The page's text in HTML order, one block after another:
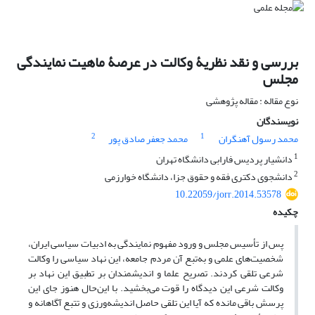
بررسی و نقد نظریۀ وکالت در عرصۀ ماهیت نمایندگی
مجلس
نوع مقاله : مقاله پژوهشی
نویسندگان
محمد رسول آهنگران
1 محمد جعفر صادق پور
2
1 دانشیار پردیس فارابی دانشگاه تهران
2دانشجوی دکتری فقه و حقوق جزا، دانشگاه خوارزمی
10.22059/jorr.2014.53578
چکیده
پس از تأسیس مجلس و ورود مفهوم نمایندگی به ادبیات سیاسی ایران،
شخصیت‌های علمی و به‌تبع آن مردم جامعه، این نهاد سیاسی را وکالت
شرعی تلقی کردند. تصریح علما و اندیشمندان بر تطبیق این نهاد بر
وکالت شرعی این دیدگاه را قوت می‌بخشید. با این‌حال هنوز جای این
پرسش باقی مانده که آیا این تلقی حاصل اندیشه‌ورزی و تتبع آگاهانه و